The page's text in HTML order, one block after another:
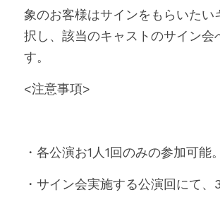
象のお客様はサインをもらいたい
択し、該当のキャストのサイン会
す。
<注意事項>
・各公演お1人1回のみの参加可能。
・サイン会実施する公演回にて、